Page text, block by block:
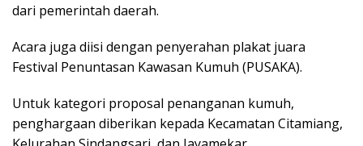
dari pemerintah daerah.
Acara juga diisi dengan penyerahan plakat juara
Festival Penuntasan Kawasan Kumuh (PUSAKA).
Untuk kategori proposal penanganan kumuh,
penghargaan diberikan kepada Kecamatan Citamiang,